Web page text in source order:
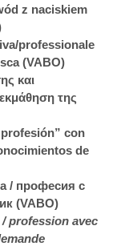
z naciskiem
professionale
(VABO)
και
της
con
de
/ професия с
(VABO)
profession avec